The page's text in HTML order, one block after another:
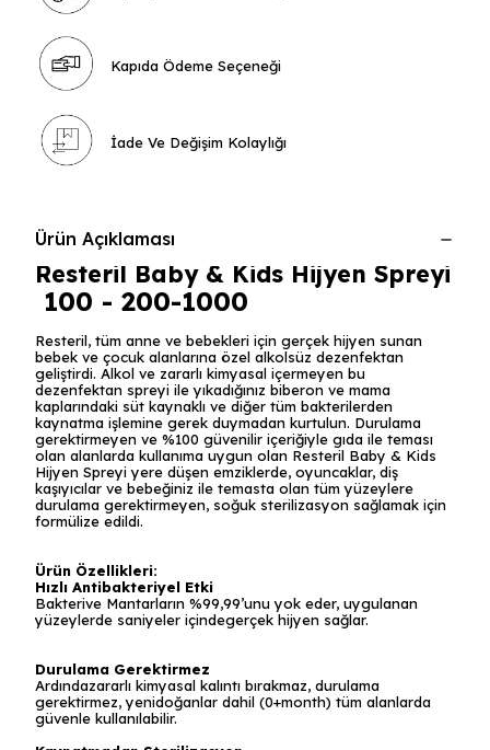
Kapıda Ödeme Seçeneği
İade Ve Değişim Kolaylığı
Ürün Açıklaması
Resteril Baby & Kids Hijyen Spreyi
100 - 200-1000
Resteril, tüm anne ve bebekleri için gerçek hijyen sunan
bebek ve çocuk alanlarına özel alkolsüz dezenfektan
geliştirdi. Alkol ve zararlı kimyasal içermeyen bu
dezenfektan spreyi ile yıkadığınız biberon ve mama
kaplarındaki süt kaynaklı ve diğer tüm bakterilerden
kaynatma işlemine gerek duymadan kurtulun. Durulama
gerektirmeyen ve %100 güvenilir içeriğiyle gıda ile teması
olan alanlarda kullanıma uygun olan Resteril Baby & Kids
Hijyen Spreyi yere düşen emziklerde, oyuncaklar, diş
kaşıyıcılar ve bebeğiniz ile temasta olan tüm yüzeylere
durulama gerektirmeyen, soğuk sterilizasyon sağlamak için
formülize edildi.
Ürün Özellikleri:
Hızlı Antibakteriyel Etki
Bakterive Mantarların %99,99’unu yok eder, uygulanan
yüzeylerde saniyeler içindegerçek hijyen sağlar.
Durulama Gerektirmez
Ardındazararlı kimyasal kalıntı bırakmaz, durulama
gerektirmez, yenidoğanlar dahil (0+month) tüm alanlarda
güvenle kullanılabilir.